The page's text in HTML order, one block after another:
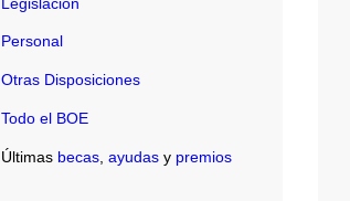
Personal
Otras Disposiciones
Todo el BOE
Últimas becas, ayudasy premios